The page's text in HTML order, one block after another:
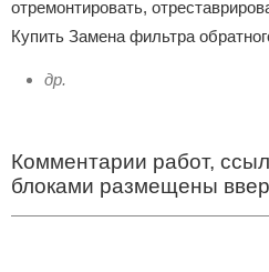
отремонтировать,
Купить Замена фильтра
др.
Комментарии работ,
блоками размещены